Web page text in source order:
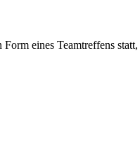
eines Teamtreffens